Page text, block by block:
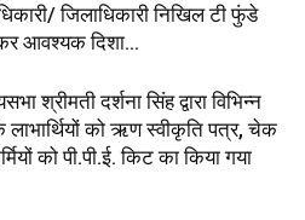
जिलाधिकारी निखिल टी फुंडे
कर आवश्यक दिशा...
श्रीमती दर्शना सिंह द्वारा विभिन्न
को ऋण स्वीकृति पत्र, चेक
को पी.पी.ई. किट का किया गया